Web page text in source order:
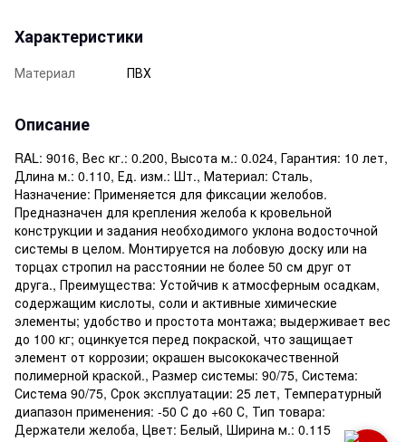
Характеристики
Материал ПВХ
Описание
RAL: 9016, Вес кг.: 0.200, Высота м.: 0.024, Гарантия: 10 лет,
Длина м.: 0.110, Ед. изм.: Шт., Материал: Сталь,
Назначение: Применяется для фиксации желобов.
Предназначен для крепления желоба к кровельной
конструкции и задания необходимого уклона водосточной
системы в целом. Монтируется на лобовую доску или на
торцах стропил на расстоянии не более 50 см друг от
друга., Преимущества: Устойчив к атмосферным осадкам,
содержащим кислоты, соли и активные химические
элементы; удобство и простота монтажа; выдерживает вес
до 100 кг; оцинкуется перед покраской, что защищает
элемент от коррозии; окрашен высококачественной
полимерной краской., Размер системы: 90/75, Система:
Система 90/75, Срок эксплуатации: 25 лет, Температурный
диапазон применения: -50 С до +60 С, Тип товара:
Держатели желоба, Цвет: Белый, Ширина м.: 0.115